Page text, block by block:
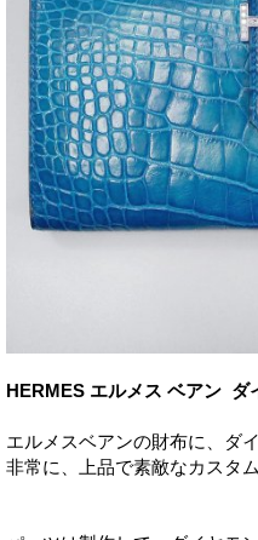
HERMES エルメス ベアン
エルメスベアンの財布に、ダ
非常に、上品で素敵なカスタ